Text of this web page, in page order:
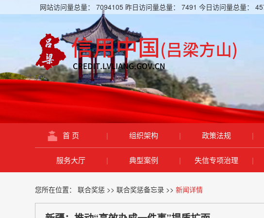
网站访问量总量： 7094105 昨日访问量总量： 7491 今日访问量总量：
首 页 | 组织架构 | 政策法规 |
服务大厅 | 典型案例 | 失信专项治理 |
您所在位置： 联合奖惩 >> 联合奖惩备忘录 >> 新闻详情